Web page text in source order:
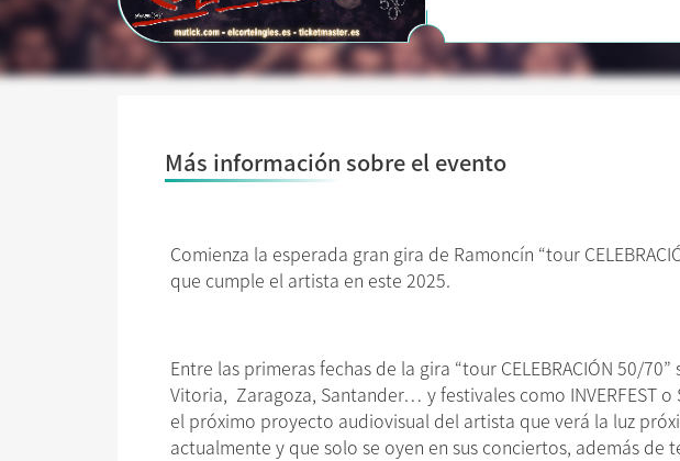
Más información sobre el evento
Comienza la esperada gran gira de Ramoncín “tour
que cumple el artista en este 2025.
Entre las primeras fechas de la gira “tour CELEBRACIÓN 50/
Vitoria, Zaragoza, Santander… y festivales como INVERFEST o
el próximo proyecto audiovisual del artista que verá la luz
actualmente y que solo se oyen en sus conciertos, además